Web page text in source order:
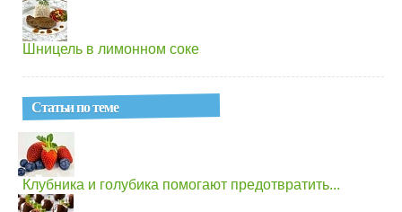
Шницель в лимонном соке
Статьи по теме
Клубника и голубика помогают предотвратить...